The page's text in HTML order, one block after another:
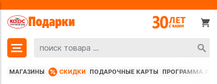
МАГАЗИНЫ СКИДКИ ПОДАРОЧНЫЕ КАРТЫ ПРОГРАММА